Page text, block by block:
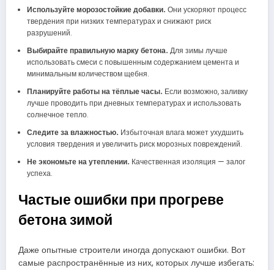
Используйте морозостойкие добавки. Они ускоряют процесс
твердения при низких температурах и снижают риск
разрушений.
Выбирайте правильную марку бетона. Для зимы лучше
использовать смеси с повышенным содержанием цемента и
минимальным количеством щебня.
Планируйте работы на тёплые часы. Если возможно, заливку
лучше проводить при дневных температурах и использовать
солнечное тепло.
Следите за влажностью. Избыточная влага может ухудшить
условия твердения и увеличить риск морозных повреждений.
Не экономьте на утеплении. Качественная изоляция — залог
успеха.
Частые ошибки при прогреве
бетона зимой
Даже опытные строители иногда допускают ошибки. Вот
самые распространённые из них, которых лучше избегать: